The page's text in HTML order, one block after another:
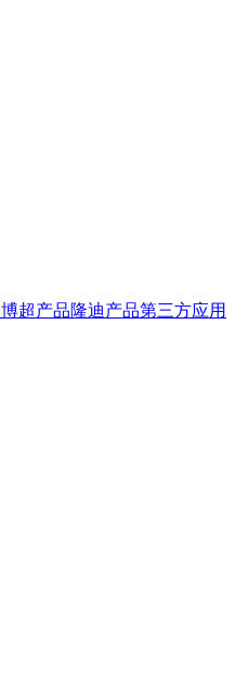
博超产品隆迪产品第三方应用